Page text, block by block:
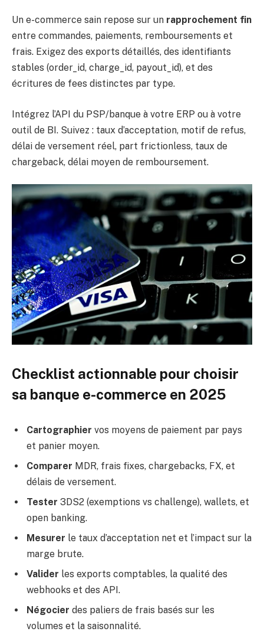
Un e-commerce sain repose sur un rapprochement fin
entre commandes, paiements, remboursements et
frais. Exigez des exports détaillés, des identifiants
stables (order_id, charge_id, payout_id), et des
écritures de fees distinctes par type.
Intégrez l’API du PSP/banque à votre ERP ou à votre
outil de BI. Suivez : taux d’acceptation, motif de refus,
délai de versement réel, part frictionless, taux de
chargeback, délai moyen de remboursement.
Checklist actionnable pour choisir
sa banque e-commerce en 2025
Cartographier vos moyens de paiement par pays
et panier moyen.
Comparer MDR, frais fixes, chargebacks, FX, et
délais de versement.
Tester 3DS2 (exemptions vs challenge), wallets, et
open banking.
Mesurer le taux d’acceptation net et l’impact sur la
marge brute.
Valider les exports comptables, la qualité des
webhooks et des API.
Négocier des paliers de frais basés sur les
volumes et la saisonnalité.